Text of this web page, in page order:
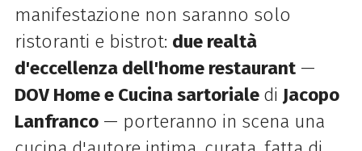
manifestazione non saranno solo
ristoranti e bistrot: due realtà
d'eccellenza dell'home restaurant—
DOV Home e Cucina sartoriale di Jacopo
Lanfranco— porteranno in scena una